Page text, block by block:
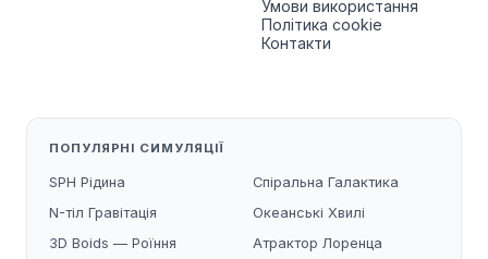
Умови використання
Політика cookie
Контакти
ПОПУЛЯРНІ СИМУЛЯЦІЇ
SPH Рідина
Спіральна Галактика
N-тіл Гравітація
Океанські Хвилі
3D Boids — Роїння
Атрактор Лоренца